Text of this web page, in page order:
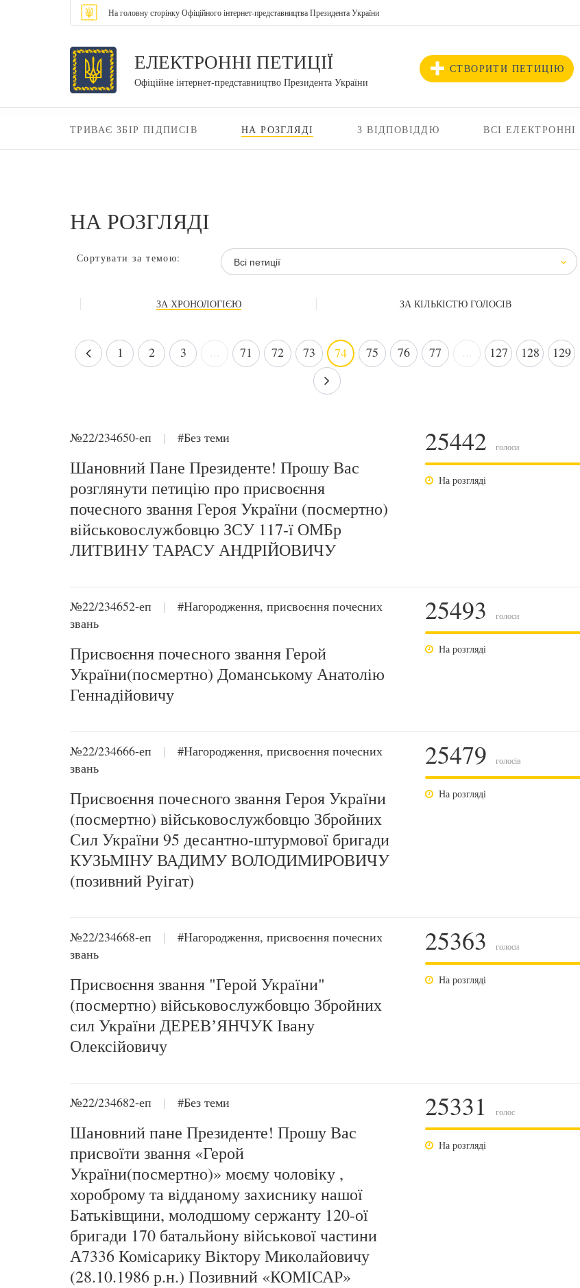
На головну сторінку Офіційного інтернет-представництва Президента України
ЕЛЕКТРОННІ ПЕТИЦІЇ
Офіційне інтернет-представництво Президента України
СТВОРИТИ ПЕТИЦІЮ
ТРИВАЄ ЗБІР ПІДПИСІВ НА РОЗГЛЯДІ З ВІДПОВІДДЮ ВСІ
НА РОЗГЛЯДІ
Сортувати за темою: Всі петиції
ЗА ХРОНОЛОГІЄЮ ЗА КІЛЬКІСТЮ ГОЛОСІВ
1 2 3 71 72 73 74 75 76 77 127 128 129
№22/234650-еп | #Без теми
Шановний Пане Президенте! Прошу Вас
розглянути петицію про присвоєння
почесного звання Героя України (посмертно)
військовослужбовцю ЗСУ 117-ї ОМБр
ЛИТВИНУ ТАРАСУ АНДРІЙОВИЧУ
25442 голоси
На розгляді
№22/234652-еп |
#Нагородження, присвоєння почесних
звань
Присвоєння почесного звання Герой
України(посмертно) Доманському Анатолію
Геннадійовичу
25493 голоси
На розгляді
№22/234666-еп |
#Нагородження, присвоєння почесних
звань
Присвоєння почесного звання Героя України
(посмертно) військовослужбовцю Збройних
Сил України 95 десантно-штурмової бригади
КУЗЬМІНУ ВАДИМУ ВОЛОДИМИРОВИЧУ
(позивний Руігат)
25479 голосів
На розгляді
№22/234668-еп |
#Нагородження, присвоєння почесних
звань
Присвоєння звання "Герой України"
(посмертно) військовослужбовцю Збройних
сил України ДЕРЕВʼЯНЧУК Івану
Олексійовичу
25363 голоси
На розгляді
№22/234682-еп | #Без теми
Шановний пане Президенте! Прошу Вас
присвоїти звання «Герой
України(посмертно)» моєму чоловіку ,
хороброму та відданому захиснику нашої
Батьківщини, молодшому сержанту 120-ої
бригади 170 батальйону військової частини
А7336 Комісарику Віктору Миколайовичу
(28.10.1986 р.н.) Позивний «КОМІСАР»
25331 голос
На розгляді